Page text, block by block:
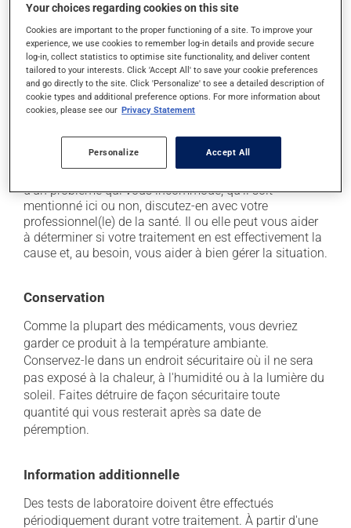
il peut causer des maux de tête;
il peut causer de la diarrhée;
il peut causer des douleurs à la gorge;
il peut causer un écoulement nasal;
Chaque personne peut réagir différemment à un
traitement. Si vous croyez que ce produit est la cause
d'un problème qui vous incommode, qu'il soit
mentionné ici ou non, discutez-en avec votre
professionnel(le) de la santé. Il ou elle peut vous aider
à déterminer si votre traitement en est effectivement la
cause et, au besoin, vous aider à bien gérer la situation.
Conservation
Comme la plupart des médicaments, vous devriez
garder ce produit à la température ambiante.
Conservez-le dans un endroit sécuritaire où il ne sera
pas exposé à la chaleur, à l'humidité ou à la lumière du
soleil. Faites détruire de façon sécuritaire toute
quantité qui vous resterait après sa date de
péremption.
Information additionnelle
Des tests de laboratoire doivent être effectués
périodiquement durant votre traitement. À partir d'une
Your choices regarding cookies on this site
Cookies are important to the proper functioning of a site. To improve your
experience, we use cookies to remember log-in details and provide secure
log-in, collect statistics to optimise site functionality, and deliver content
tailored to your interests. Click 'Accept All' to save your cookie preferences
and go directly to the site. Click 'Personalize' to see a detailed description of
cookie types and additional preference options. For more information about
cookies, please see our Privacy Statement
Personalize Accept All